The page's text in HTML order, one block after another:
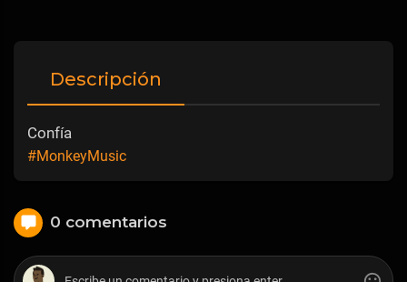
Descripción
Confía
#MonkeyMusic
0 comentarios